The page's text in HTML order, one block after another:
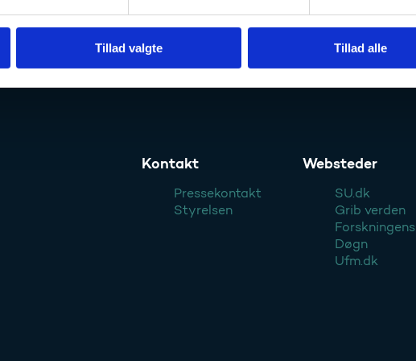
Tillad valgte Tillad alle
Kontakt
Pressekontakt
Styrelsen
Websteder
SU.dk
Grib verden
Forskningens
Døgn
Ufm.dk